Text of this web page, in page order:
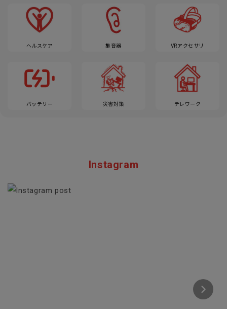
ヘルスケア 集音器 VRアクセサリ
バッテリー 災害対策 テレワーク
Instagram